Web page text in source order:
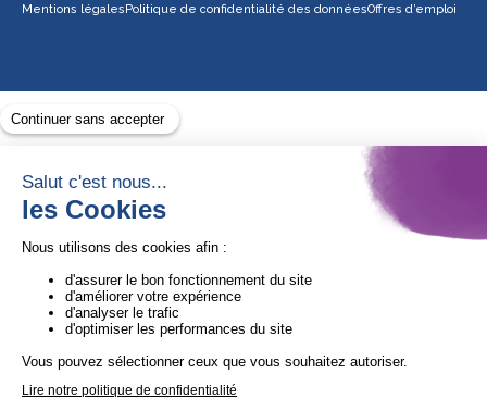
Mentions légalesPolitique de confidentialité des donnéesOffres d’emploi
1ère Organisation de l’ESS certifiée Quali’OP